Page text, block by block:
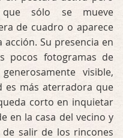
que sólo se mueve
de cuadro o aparece
Su presencia en
pocos fotogramas de
visible,
es más aterradora que
corto en inquietar
en la casa del vecino y
salir de los rincones